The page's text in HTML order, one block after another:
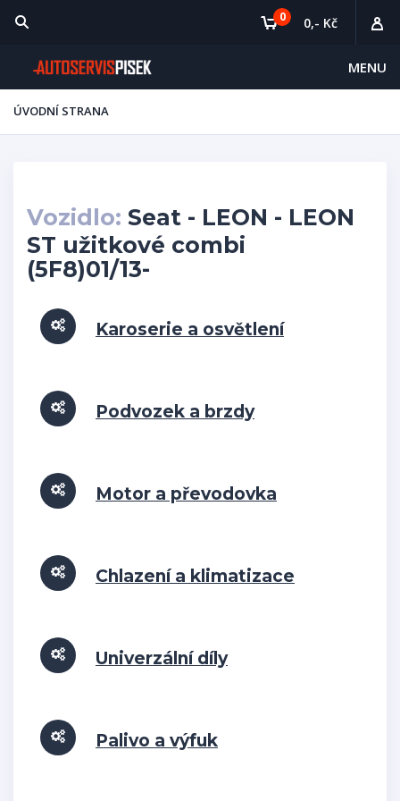
MENU
0 0,- Kč
ÚVODNÍ STRANA
Vozidlo: Seat - LEON - LEON
ST užitkové combi
(5F8)01/13-
Karoserie a osvětlení
Podvozek a brzdy
Motor a převodovka
Chlazení a klimatizace
Univerzální díly
Palivo a výfuk